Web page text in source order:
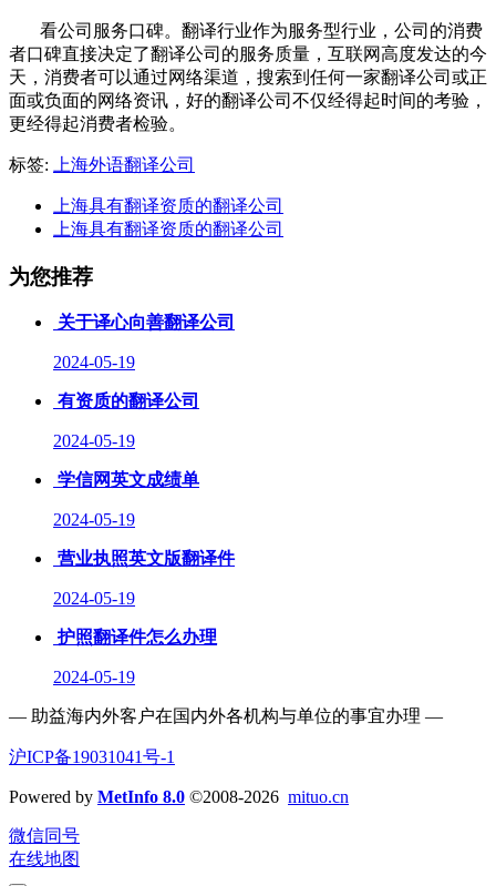
看公司服务口碑。翻译行业作为服务型行业，公司的消费
者口碑直接决定了翻译公司的服务质量，互联网高度发达的今
天，消费者可以通过网络渠道，搜索到任何一家翻译公司或正
面或负面的网络资讯，好的翻译公司不仅经得起时间的考验，
更经得起消费者检验。
标签: 上海外语翻译公司
上海具有翻译资质的翻译公司
上海具有翻译资质的翻译公司
为您推荐
关于译心向善翻译公司
2024-05-19
有资质的翻译公司
2024-05-19
学信网英文成绩单
2024-05-19
营业执照英文版翻译件
2024-05-19
护照翻译件怎么办理
2024-05-19
— 助益海内外客户在国内外各机构与单位的事宜办理 —
沪ICP备19031041号-1
Powered by MetInfo 8.0 ©2008-2026 mituo.cn
微信同号
在线地图